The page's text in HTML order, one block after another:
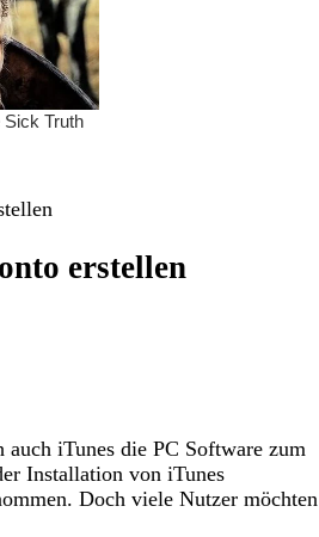
erstellen
iTunes die PC Software zum
Installation von iTunes
Doch viele Nutzer möchten